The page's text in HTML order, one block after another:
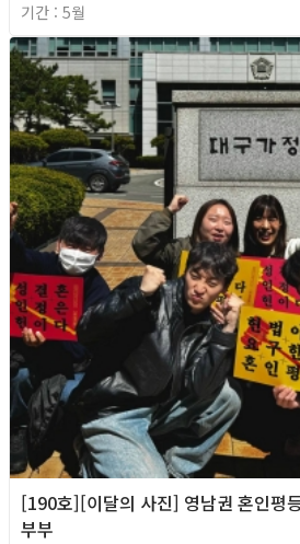
기간 : 5월
[190호][이달의 사진] 영남권 혼인평
부부